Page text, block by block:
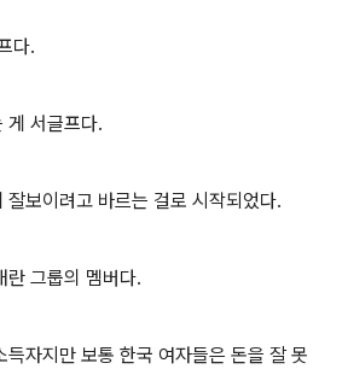
다.
게 서글프다.
잘보이려고 바르는 걸로 시작되었다.
란 그룹의 멤버다.
득자지만 보통 한국 여자들은 돈을 잘 못